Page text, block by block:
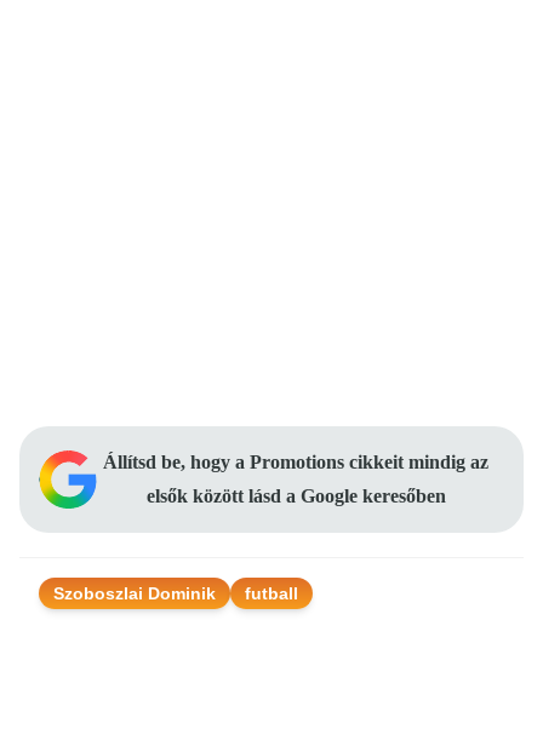
Állítsd be, hogy a Promotions cikkeit mindig az
elsők között lásd a Google keresőben
Szoboszlai Dominik futball